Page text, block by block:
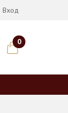
Вход
0